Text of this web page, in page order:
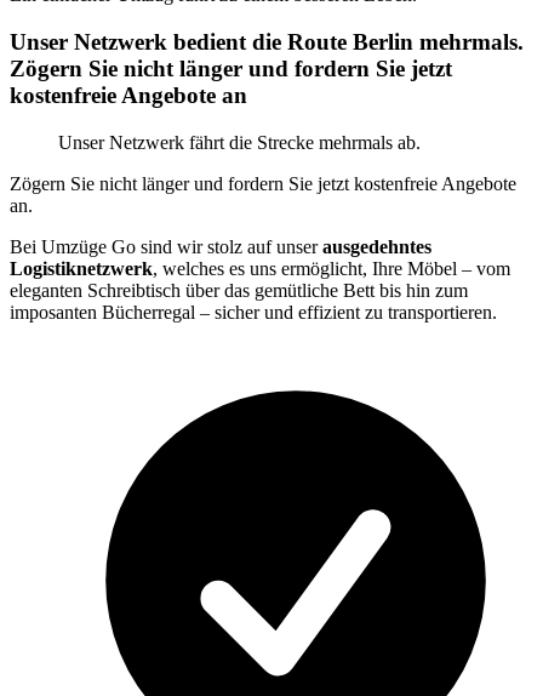
Unser Netzwerk bedient die Route Berlin mehrmals.
Zögern Sie nicht länger und fordern Sie jetzt
kostenfreie Angebote an
Unser Netzwerk fährt die Strecke mehrmals ab.
Zögern Sie nicht länger und fordern Sie jetzt kostenfreie Angebote
an.
Bei Umzüge Go sind wir stolz auf unserausgedehntes
Logistiknetzwerk, welches es uns ermöglicht, Ihre Möbel – vom
eleganten Schreibtisch über das gemütliche Bett bis hin zum
imposanten Bücherregal – sicher und effizient zu transportieren.